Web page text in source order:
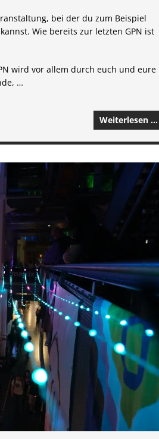
bei der du zum Beispiel
Wie bereits zur letzten GPN ist
wird vor allem durch euch und eure
…
Weiterlesen …